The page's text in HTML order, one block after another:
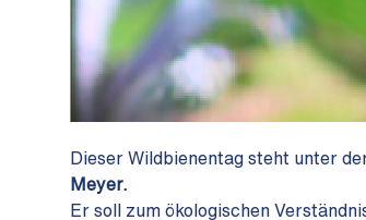
Dieser Wildbienentag steht unter
Meyer.
Er soll zum ökologischen